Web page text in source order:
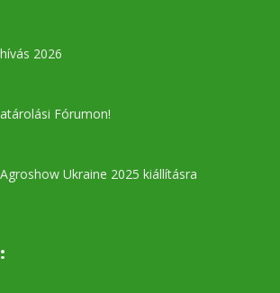
2026
Fórumon!
Ukraine 2025 kiállításra